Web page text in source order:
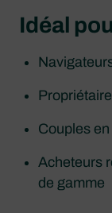
Idéal
Couples
Acheteurs
de gamme